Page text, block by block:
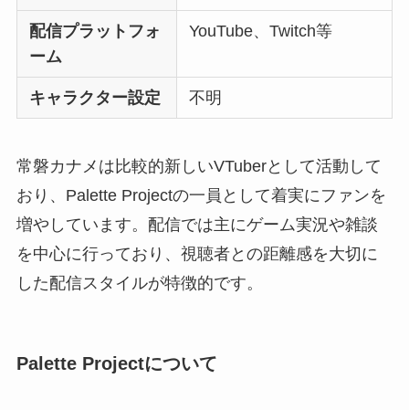
配信プラットフォ
ーム
YouTube、Twitch等
キャラクター設定 不明
常磐カナメは比較的新しいVTuberとして活動して
おり、Palette Projectの一員として着実にファンを
増やしています。配信では主にゲーム実況や雑談
を中心に行っており、視聴者との距離感を大切に
した配信スタイルが特徴的です。
Palette Projectについて